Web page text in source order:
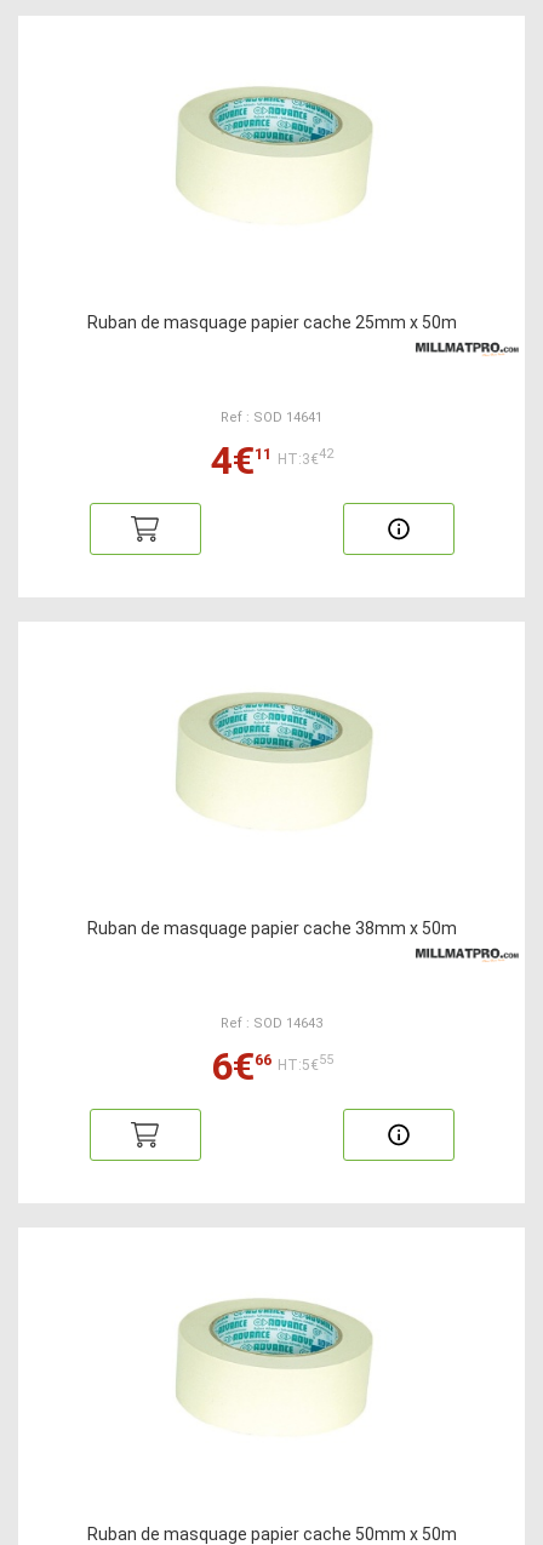
Ruban de masquage papier cache 25mm x 50m
Ref : SOD 14641
4€11 HT:3€42
Ruban de masquage papier cache 38mm x 50m
Ref : SOD 14643
6€66 HT:5€55
Ruban de masquage papier cache 50mm x 50m